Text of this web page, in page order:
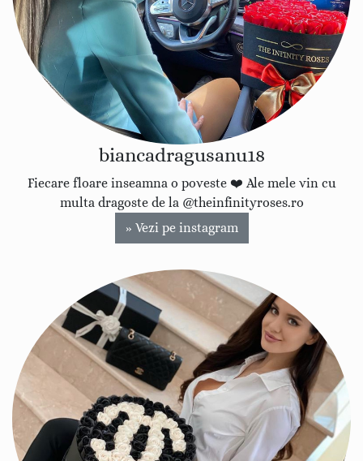
biancadragusanu18
Fiecare floare inseamna o poveste ❤️ Ale mele vin cu
multa dragoste de la @theinfinityroses.ro
» Vezi pe instagram